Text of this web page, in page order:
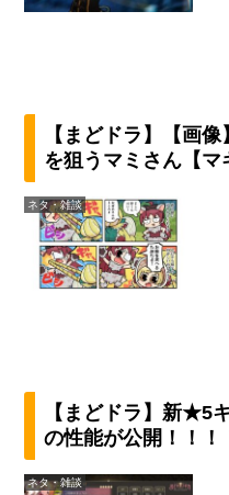
【まどドラ】【画
を狙うマミさん【マ
ネタ・雑談
【まどドラ】新★5
の性能が公開！！
ネタ・雑談